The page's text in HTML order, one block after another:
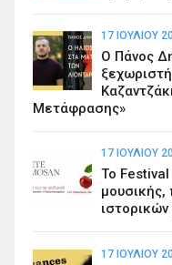
17 ΙΟΥΛΊΟΥ
Ο Πάνος
Μετάφρασης»
17 ΙΟΥΛΊΟΥ
Το Festival
μουσικής,
17 ΙΟΥΛΊΟΥ